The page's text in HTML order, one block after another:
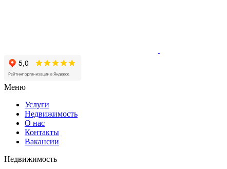
Меню
Услуги
Недвижимость
О нас
Контакты
Вакансии
Недвижимость